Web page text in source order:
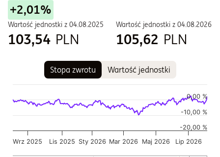
+2,01%
Wartość jednostki z 04.08.2025
103,54 PLN
Wartość jednostki z 04.08.2026
105,62 PLN
Stopa zwrotu Wartość jednostki
Wykres pokazuje historię wartości jednostki funduszu
Wykres ma 2 osi X wyświetlające Czas, i Czas.
Wykres ma 2 osi Y wyświetlające Wartość jednostki w
Sty 2026
Wrz 2025 Lis 2025 Mar 2026 Maj 2026 Lip 2026
0,00 %
-20,00 %
-10,00 %